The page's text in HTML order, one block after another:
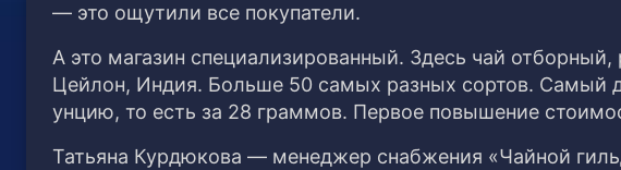
— это ощутили все покупатели.
А это магазин специализированный. Здесь чай
Цейлон, Индия. Больше 50 самых разных сортов. Самый
унцию, то есть за 28 граммов. Первое повышение
Татьяна Курдюкова — менеджер снабжения «Чайной